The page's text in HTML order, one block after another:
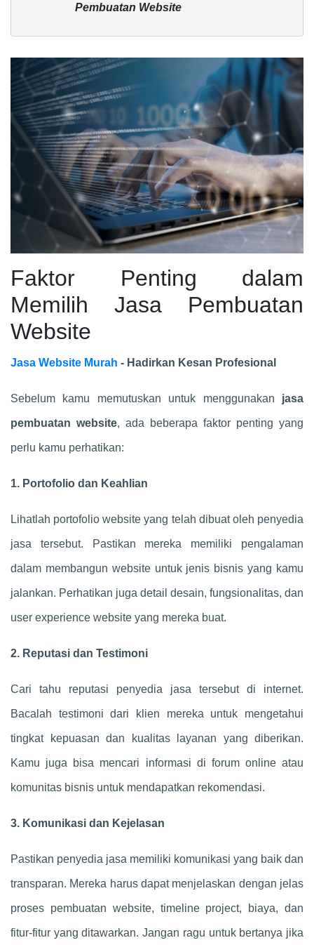
Pembuatan Website
Faktor Penting dalam
Memilih Jasa Pembuatan
Website
Jasa Website Murah - Hadirkan Kesan Profesional
Sebelum kamu memutuskan untuk menggunakan jasa
pembuatan website, ada beberapa faktor penting yang
perlu kamu perhatikan:
1. Portofolio dan Keahlian
Lihatlah portofolio website yang telah dibuat oleh penyedia
jasa tersebut. Pastikan mereka memiliki pengalaman
dalam membangun website untuk jenis bisnis yang kamu
jalankan. Perhatikan juga detail desain, fungsionalitas, dan
user experience website yang mereka buat.
2. Reputasi dan Testimoni
Cari tahu reputasi penyedia jasa tersebut di internet.
Bacalah testimoni dari klien mereka untuk mengetahui
tingkat kepuasan dan kualitas layanan yang diberikan.
Kamu juga bisa mencari informasi di forum online atau
komunitas bisnis untuk mendapatkan rekomendasi.
3. Komunikasi dan Kejelasan
Pastikan penyedia jasa memiliki komunikasi yang baik dan
transparan. Mereka harus dapat menjelaskan dengan jelas
proses pembuatan website, timeline project, biaya, dan
fitur-fitur yang ditawarkan. Jangan ragu untuk bertanya jika